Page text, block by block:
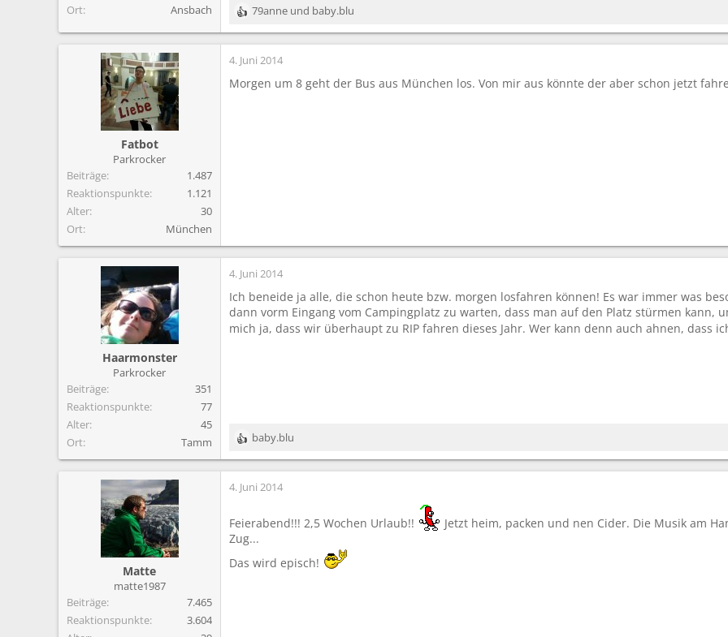
Ort
Ansbach
R
e
a
k
i
79anne und baby.blu
Fatbot
Parkrocker
Beiträge
1.487
Reaktionspunkte
1.121
Alter
30
Ort
München
4. Juni 2014
Morgen um 8 geht der Bus aus München los. Von mir aus könnte der aber schon jetzt
Haarmonster
Parkrocker
Beiträge
351
Reaktionspunkte
77
Alter
45
Ort
Tamm
4. Juni 2014
Ich beneide ja alle, die schon heute bzw. morgen losfahren können! Es war immer was
dann vorm Eingang vom Campingplatz zu warten, dass man auf den Platz stürmen kann,
mich ja, dass wir überhaupt zu RIP fahren dieses Jahr. Wer kann denn auch ahnen, dass
R
e
a
k
o
n
e
baby.blu
Matte
matte1987
Beiträge
7.465
Reaktionspunkte
3.604
4. Juni 2014
Feierabend!!! 2,5 Wochen Urlaub!!
Jetzt heim, packen und nen Cider. Die Musik am
Zug...
Das wird episch!